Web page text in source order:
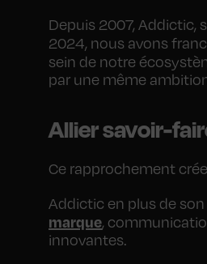
Depuis 2007, Addictic,
2024, nous avons
sein de notre
par une même
Allier savoir-
Ce rapprochement
Addictic en plus de
marque,
innovantes.